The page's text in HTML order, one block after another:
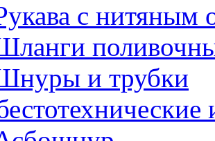
с нитяным
и трубки